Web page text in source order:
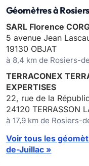
Géomètres à
SARL Florence
5 avenue Jean
19130 OBJAT
à 8,4 km de Rosiers-
TERRACONEX
EXPERTISES
22, rue de la
24120 TERRASSON
à 17,9 km de Rosiers-
Voir tous les
de-Juillac »